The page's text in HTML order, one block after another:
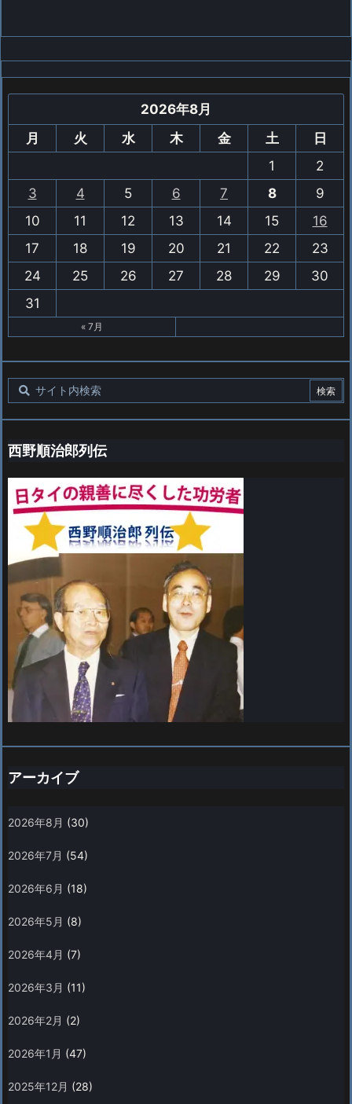
2026年8月
月
火 水 木 金 土
日
1
2
3
4 5 6 7 8
9
10
11 12 13 14 15
16
17
18 19 20 21 22
23
24
25 26 27 28 29
30
31
« 7月
西野順治郎列伝
アーカイブ
2026年8月 (30)
2026年7月 (54)
2026年6月 (18)
2026年5月 (8)
2026年4月 (7)
2026年3月 (11)
2026年2月 (2)
2026年1月 (47)
2025年12月 (28)